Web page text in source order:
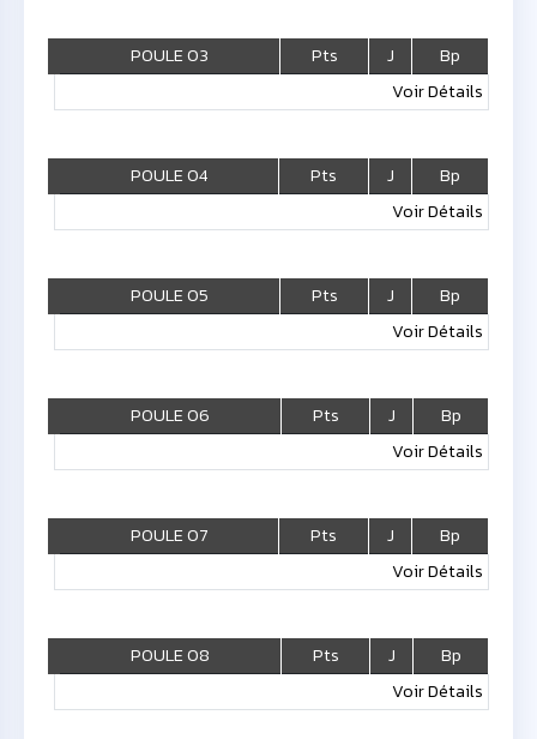
POULE 03 Pts J
Bp
Voir Détails
POULE 04 Pts J
Bp
Voir Détails
POULE 05 Pts J
Bp
Voir Détails
POULE 06 Pts J
Bp
Voir Détails
POULE 07 Pts J
Bp
Voir Détails
POULE 08 Pts J
Bp
Voir Détails